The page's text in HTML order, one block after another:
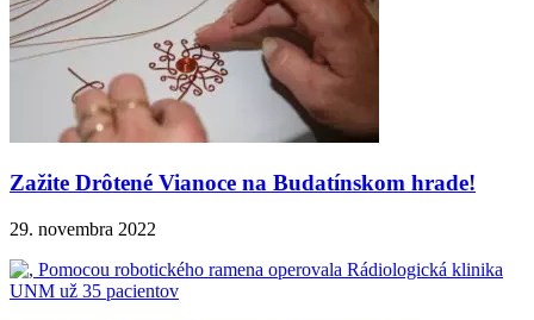
Zažite Drôtené Vianoce na Budatínskom hrade!
29. novembra 2022